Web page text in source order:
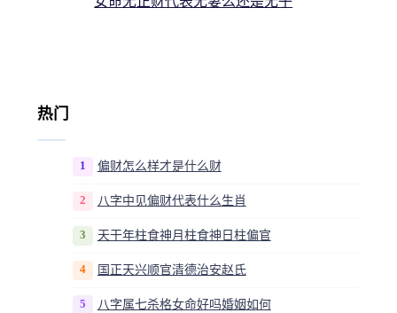
热门
1 偏财怎么样才是什么财
2 八字中见偏财代表什么生肖
3 天干年柱食神月柱食神日柱偏官
4 国正天兴顺官清德治安赵氏
5 八字属七杀格女命好吗婚姻如何